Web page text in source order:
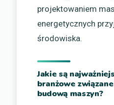
projektowaniem
energetycznych
środowiska.
Jakie są
branżowe
budową maszyn?